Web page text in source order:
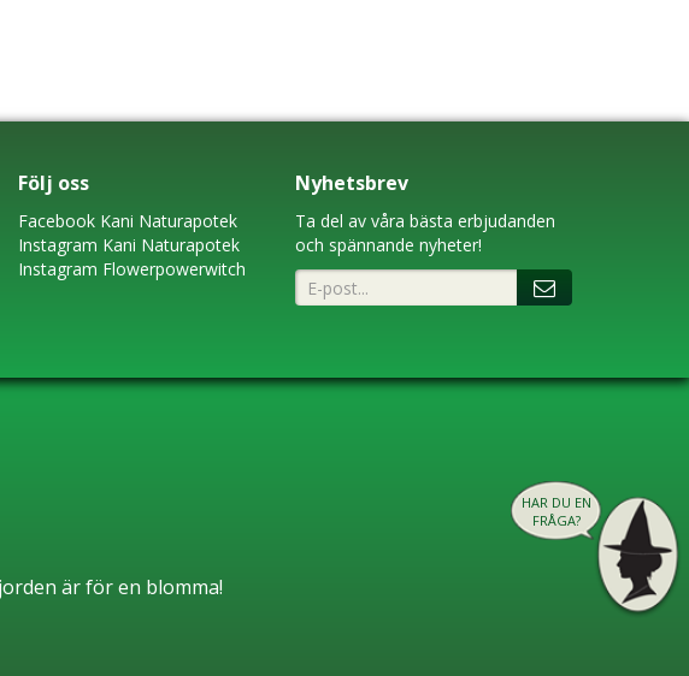
HAR DU EN
FRÅGA?
Följ oss
Facebook Kani Naturapotek
Instagram Kani Naturapotek
Instagram Flowerpowerwitch
Nyhetsbrev
Ta del av våra bästa erbjudanden
och spännande nyheter!
är för en blomma!